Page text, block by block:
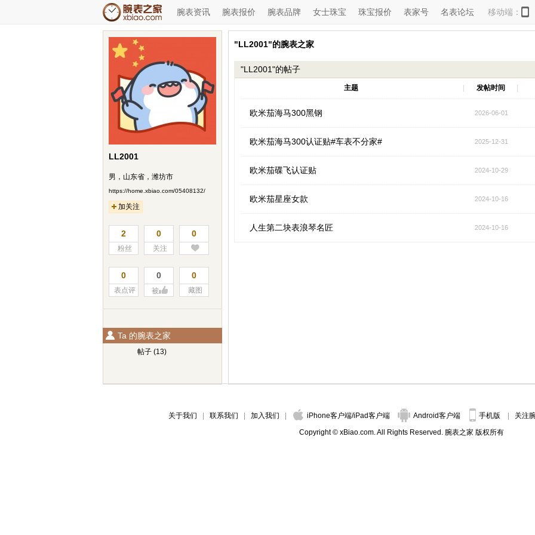
腕表资讯 腕表报价 腕表品牌 女士珠宝 珠宝报价 表家号 名表论坛 移动端：
LL2001
男，山东省，潍坊市
https://home.xbiao.com/05408132/
加关注
2
粉丝
0
关注
0
0
表点评
0
被
0
藏图
Ta 的腕表之家
帖子 (13)
"LL2001"的腕表之家
"LL2001"的帖子
主题 发帖时间
欧米茄海马300黑钢 2026-06-01
欧米茄海马300认证贴#车表不分家# 2025-12-31
欧米茄碟飞认证贴 2024-10-29
欧米茄星座女款 2024-10-16
人生第二块表浪琴名匠 2024-10-16
关于我们 联系我们 加入我们 iPhone客户端/iPad客户端 Android客户端 手机版 关注
Copyright © xBiao.com. All Rights Reserved. 腕表之家 版权所有